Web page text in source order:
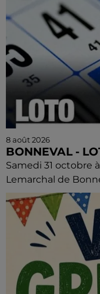
8 août 2026
BONNEVAL -
Samedi 31 octobre
Lemarchal de